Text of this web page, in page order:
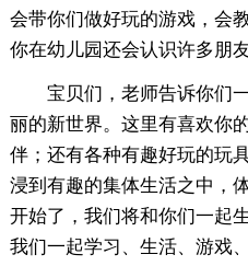
会带你们做好玩的游戏，会
你在幼儿园还会认识许多朋友
宝贝们，老师告诉你们
丽的新世界。这里有喜欢你
伴；还有各种有趣好玩的玩
浸到有趣的集体生活之中，
开始了，我们将和你们一起
我们一起学习、生活、游戏